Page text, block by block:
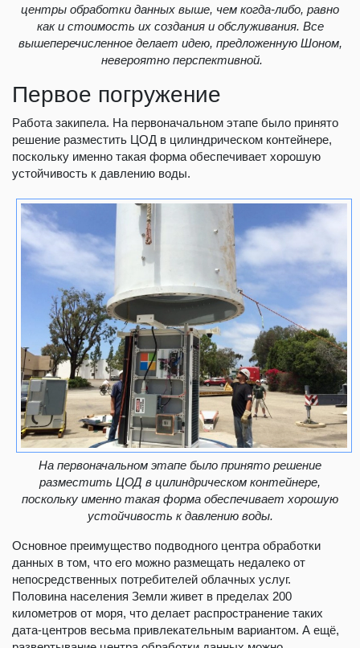
центры обработки данных выше, чем когда-либо, равно
как и стоимость их создания и обслуживания. Все
вышеперечисленное делает идею, предложенную Шоном,
невероятно перспективной.​
Первое погружение
Работа закипела. На первоначальном этапе было принято
решение разместить ЦОД в цилиндрическом контейнере,
поскольку именно такая форма обеспечивает хорошую
устойчивость к давлению воды.
На первоначальном этапе было принято решение
разместить ЦОД в цилиндрическом контейнере,
поскольку именно такая форма обеспечивает хорошую
устойчивость к давлению воды.
Основное преимущество подводного центра обработки
данных в том, что его можно размещать недалеко от
непосредственных потребителей облачных услуг.
Половина населения Земли живет в пределах 200
километров от моря, что делает распространение таких
дата-центров весьма привлекательным вариантом. А ещё,